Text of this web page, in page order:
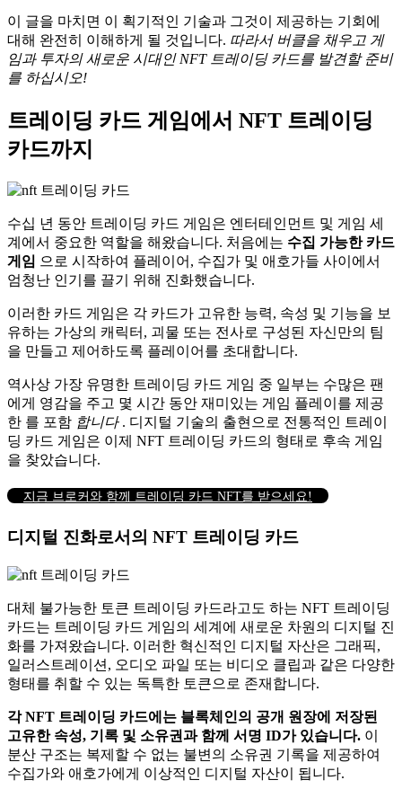
이 글을 마치면 이 획기적인 기술과 그것이 제공하는 기회에
대해 완전히 이해하게 될 것입니다. 따라서 버클을 채우고 게
임과 투자의 새로운 시대인 NFT 트레이딩 카드를 발견할 준비
를 하십시오!
트레이딩 카드 게임에서 NFT 트레이딩
카드까지
수십 년 동안 트레이딩 카드 게임은 엔터테인먼트 및 게임 세
계에서 중요한 역할을 해왔습니다. 처음에는 수집 가능한 카드
게임 으로 시작하여 플레이어, 수집가 및 애호가들 사이에서
엄청난 인기를 끌기 위해 진화했습니다.
이러한 카드 게임은 각 카드가 고유한 능력, 속성 및 기능을 보
유하는 가상의 캐릭터, 괴물 또는 전사로 구성된 자신만의 팀
을 만들고 제어하도록 플레이어를 초대합니다.
역사상 가장 유명한 트레이딩 카드 게임 중 일부는 수많은 팬
에게 영감을 주고 몇 시간 동안 재미있는 게임 플레이를 제공
한 를 포함 합니다 . 디지털 기술의 출현으로 전통적인 트레이
딩 카드 게임은 이제 NFT 트레이딩 카드의 형태로 후속 게임
을 찾았습니다.
지금 브로커와 함께 트레이딩 카드 NFT를 받으세요!
디지털 진화로서의 NFT 트레이딩 카드
대체 불가능한 토큰 트레이딩 카드라고도 하는 NFT 트레이딩
카드는 트레이딩 카드 게임의 세계에 새로운 차원의 디지털 진
화를 가져왔습니다. 이러한 혁신적인 디지털 자산은 그래픽,
일러스트레이션, 오디오 파일 또는 비디오 클립과 같은 다양한
형태를 취할 수 있는 독특한 토큰으로 존재합니다.
각 NFT 트레이딩 카드에는 블록체인의 공개 원장에 저장된
고유한 속성, 기록 및 소유권과 함께 서명 ID가 있습니다. 이
분산 구조는 복제할 수 없는 불변의 소유권 기록을 제공하여
수집가와 애호가에게 이상적인 디지털 자산이 됩니다.